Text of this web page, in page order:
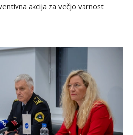
akcija za večjo varnost